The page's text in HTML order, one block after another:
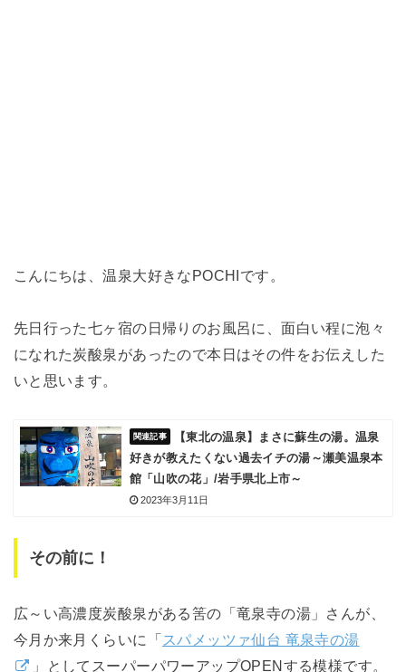
こんにちは、温泉大好きなPOCHIです。
先日行った七ヶ宿の日帰りのお風呂に、面白い程に泡々
になれた炭酸泉があったので本日はその件をお伝えした
いと思います。
【東北の温泉】まさに蘇生の湯。温泉
好きが教えたくない過去イチの湯～瀬美温泉本
館「山吹の花」/岩手県北上市～
2023年3月11日
その前に！
広～い高濃度炭酸泉がある筈の「竜泉寺の湯」さんが、
今月か来月くらいに「スパメッツァ仙台 竜泉寺の湯
」としてスーパーパワーアップOPENする模様です。